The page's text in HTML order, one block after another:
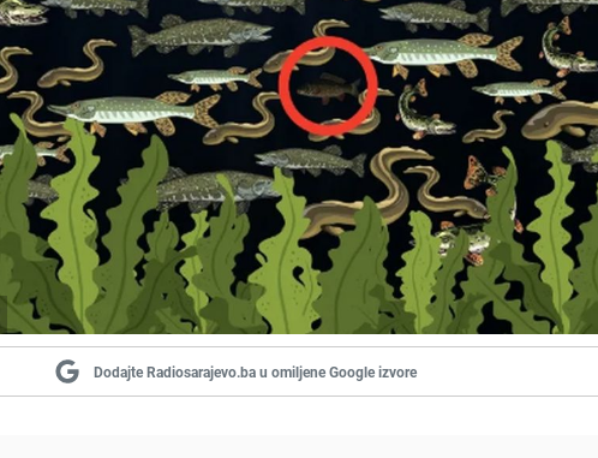
Dodajte Radiosarajevo.ba u omiljene Google izvore